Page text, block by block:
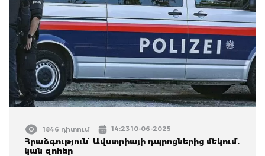
1846 դիտում 14:23 10-06-2025
Հրաձգություն՝ Ավստրիայի դպրոցներից մեկում.
կան զոհեր